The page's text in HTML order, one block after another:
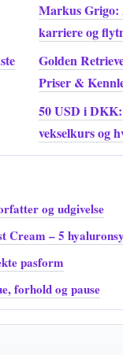
Markus
karriere og
Golden
Priser &
50 USD i
vekselkurs og
og udgivelse
Cream – 5
pasform
forhold og pause